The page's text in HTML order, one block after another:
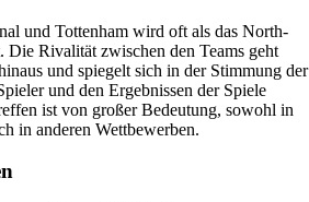
und Tottenham wird oft als das North-
Rivalität zwischen den Teams geht
und spiegelt sich in der Stimmung der
und den Ergebnissen der Spiele
ist von großer Bedeutung, sowohl in
in anderen Wettbewerben.